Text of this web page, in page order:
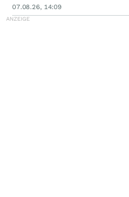
07.08.26, 14:09